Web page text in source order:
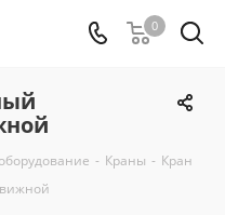
0
- Краны - Кран